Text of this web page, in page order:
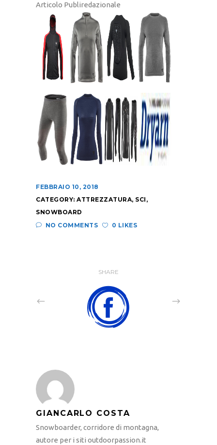
Articolo Publiredazionale
FEBBRAIO 10, 2018
CATEGORY: ATTREZZATURA, SCI ,
SNOWBOARD
NO COMMENTS
0 LIKES
SHARE
GIANCARLO COSTA
Snowboarder, corridore di montagna,
autore per i siti outdoorpassion.it